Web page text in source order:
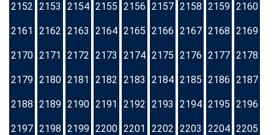
2152 2153 2154 2155 2156 2157 2158 2159 2160
2161 2162 2163 2164 2165 2166 2167 2168 2169
2170 2171 2172 2173 2174 2175 2176 2177 2178
2179 2180 2181 2182 2183 2184 2185 2186 2187
2188 2189 2190 2191 2192 2193 2194 2195 2196
2197 2198 2199 2200 2201 2202 2203 2204 2205